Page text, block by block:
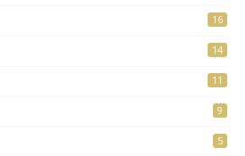
16
14
11
9
5